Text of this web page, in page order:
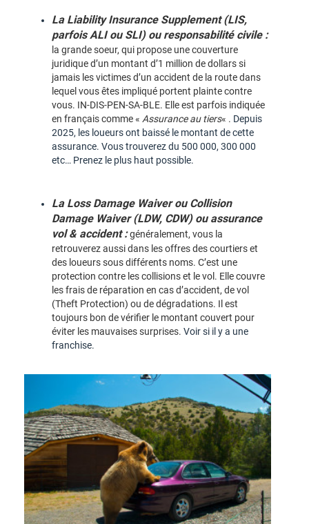
La Liability Insurance Supplement (LIS,
parfois ALI ou SLI) ou responsabilité civile :
la grande soeur, qui propose une couverture
juridique d’un montant d’1 million de dollars si
jamais les victimes d’un accident de la route dans
lequel vous êtes impliqué portent plainte contre
vous. IN-DIS-PEN-SA-BLE. Elle est parfois indiquée
en français comme « Assurance au tiers« . Depuis
2025, les loueurs ont baissé le montant de cette
assurance. Vous trouverez du 500 000, 300 000
etc… Prenez le plus haut possible.
La Loss Damage Waiver ou Collision
Damage Waiver (LDW, CDW) ou assurance
vol & accident :généralement, vous la
retrouverez aussi dans les offres des courtiers et
des loueurs sous différents noms. C’est une
protection contre les collisions et le vol. Elle couvre
les frais de réparation en cas d’accident, de vol
(Theft Protection) ou de dégradations. Il est
toujours bon de vérifier le montant couvert pour
éviter les mauvaises surprises. Voir si il y a une
franchise.